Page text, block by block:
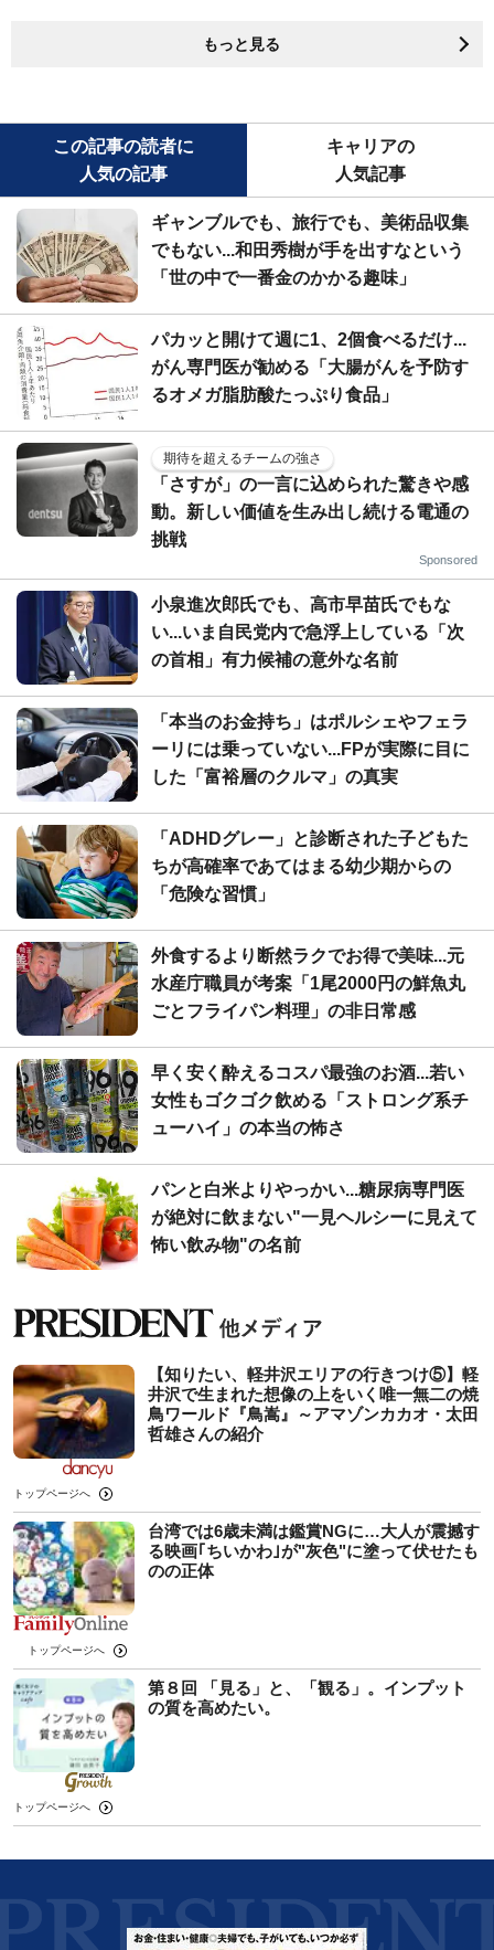
もっと見る
この記事の読者に
人気の記事
キャリアの
人気記事
ギャンブルでも、旅行でも、美術品収集
でもない...和田秀樹が手を出すなという
「世の中で一番金のかかる趣味」
パカッと開けて週に1、2個食べるだけ...
がん専門医が勧める「大腸がんを予防す
るオメガ脂肪酸たっぷり食品」
期待を超えるチームの強さ
「さすが」の一言に込められた驚きや感
動。新しい価値を生み出し続ける電通の
挑戦
Sponsored
小泉進次郎氏でも、高市早苗氏でもな
い...いま自民党内で急浮上している「次
の首相」有力候補の意外な名前
「本当のお金持ち」はポルシェやフェラ
ーリには乗っていない...FPが実際に目に
した「富裕層のクルマ」の真実
「ADHDグレー」と診断された子どもた
ちが高確率であてはまる幼少期からの
「危険な習慣」
外食するより断然ラクでお得で美味...元
水産庁職員が考案「1尾2000円の鮮魚丸
ごとフライパン料理」の非日常感
早く安く酔えるコスパ最強のお酒...若い
女性もゴクゴク飲める「ストロング系チ
ューハイ」の本当の怖さ
パンと白米よりやっかい...糖尿病専門医
が絶対に飲まない"一見ヘルシーに見えて
怖い飲み物"の名前
【知りたい、軽井沢エリアの行きつけ⑤】軽
井沢で生まれた想像の上をいく唯一無二の焼
鳥ワールド『鳥嵩』～アマゾンカカオ・太田
哲雄さんの紹介
トップページへ
台湾では6歳未満は鑑賞NGに…大人が震撼す
る映画｢ちいかわ｣が"灰色"に塗って伏せたも
のの正体
トップページへ
第８回 「見る」と、「観る」。インプット
の質を高めたい。
トップページへ